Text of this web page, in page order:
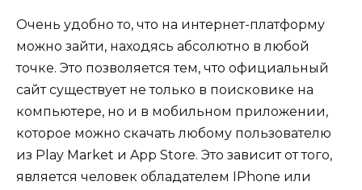
Очень удобно то, что на интернет-платформу
можно зайти, находясь абсолютно в любой
точке. Это позволяется тем, что официальный
сайт существует не только в поисковике на
компьютере, но и в мобильном приложении,
которое можно скачать любому пользователю
из Play Market и App Store. Это зависит от того,
является человек обладателем IPhone или